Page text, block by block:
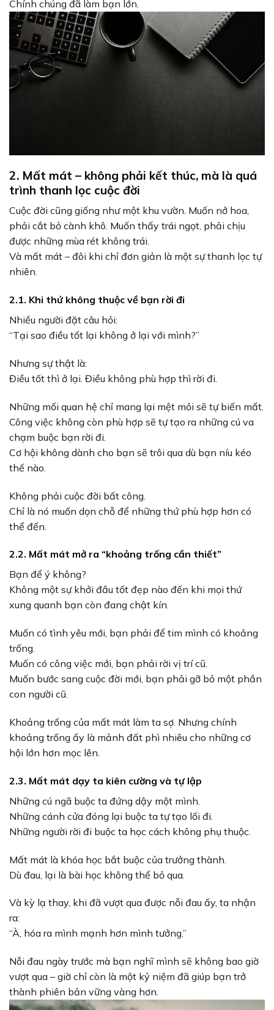
Chính chúng đã làm bạn lớn.
2. Mất mát – không phải kết thúc, mà là quá
trình thanh lọc cuộc đời
Cuộc đời cũng giống như một khu vườn. Muốn nở hoa,
phải cắt bỏ cành khô. Muốn thấy trái ngọt, phải chịu
được những mùa rét không trái.
Và mất mát – đôi khi chỉ đơn giản là một sự thanh lọc tự
nhiên.
2.1. Khi thứ không thuộc về bạn rời đi
Nhiều người đặt câu hỏi:
“Tại sao điều tốt lại không ở lại với mình?”
Nhưng sự thật là:
Điều tốt thì ở lại. Điều không phù hợp thì rời đi.
Những mối quan hệ chỉ mang lại mệt mỏi sẽ tự biến mất.
Công việc không còn phù hợp sẽ tự tạo ra những cú va
chạm buộc bạn rời đi.
Cơ hội không dành cho bạn sẽ trôi qua dù bạn níu kéo
thế nào.
Không phải cuộc đời bất công.
Chỉ là nó muốn dọn chỗ để những thứ phù hợp hơn có
thể đến.
2.2. Mất mát mở ra “khoảng trống cần thiết”
Bạn để ý không?
Không một sự khởi đầu tốt đẹp nào đến khi mọi thứ
xung quanh bạn còn đang chật kín.
Muốn có tình yêu mới, bạn phải để tim mình có khoảng
trống.
Muốn có công việc mới, bạn phải rời vị trí cũ.
Muốn bước sang cuộc đời mới, bạn phải gỡ bỏ một phần
con người cũ.
Khoảng trống của mất mát làm ta sợ. Nhưng chính
khoảng trống ấy là mảnh đất phì nhiêu cho những cơ
hội lớn hơn mọc lên.
2.3. Mất mát dạy ta kiên cường và tự lập
Những cú ngã buộc ta đứng dậy một mình.
Những cánh cửa đóng lại buộc ta tự tạo lối đi.
Những người rời đi buộc ta học cách không phụ thuộc.
Mất mát là khóa học bắt buộc của trưởng thành.
Dù đau, lại là bài học không thể bỏ qua.
Và kỳ lạ thay, khi đã vượt qua được nỗi đau ấy, ta nhận
ra:
“À, hóa ra mình mạnh hơn mình tưởng.”
Nỗi đau ngày trước mà bạn nghĩ mình sẽ không bao giờ
vượt qua – giờ chỉ còn là một kỷ niệm đã giúp bạn trở
thành phiên bản vững vàng hơn.